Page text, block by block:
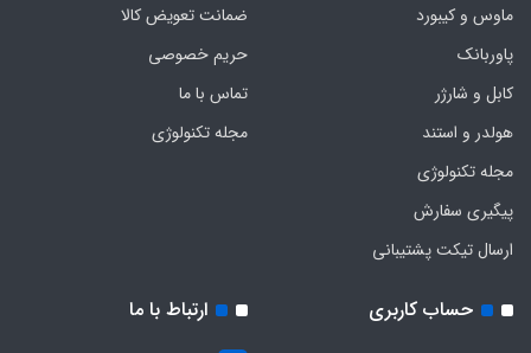
ماوس و کیبورد
پاوربانک
کابل و شارژر
هولدر و استند
مجله تکنولوژی
پیگیری سفارش
ارسال تیکت پشتیبانی
ضمانت تعویض کالا
حریم خصوصی
تماس با ما
مجله تکنولوژی
حساب کاربری ارتباط با ما